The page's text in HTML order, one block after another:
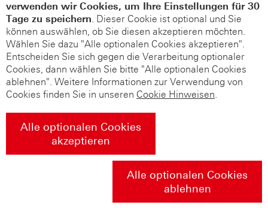
verwenden wir Cookies, um Ihre Einstellungen für 30
Tage zu speichern. Dieser Cookie ist optional und Sie
können auswählen, ob Sie diesen akzeptieren möchten.
Wählen Sie dazu "Alle optionalen Cookies akzeptieren".
Entscheiden Sie sich gegen die Verarbeitung optionaler
Cookies, dann wählen Sie bitte "Alle optionalen Cookies
ablehnen". Weitere Informationen zur Verwendung von
Cookies finden Sie in unseren Cookie Hinweisen.
Alle optionalen Cookies
akzeptieren
Alle optionalen Cookies
ablehnen